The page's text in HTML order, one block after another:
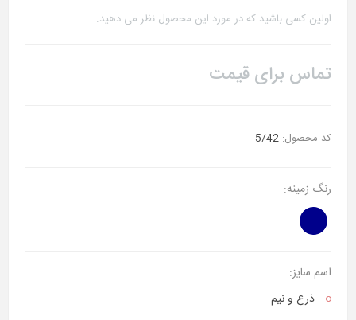
اولین کسی باشید که در مورد این محصول نظر می دهید.
تماس برای قیمت
کد محصول: 5/42
رنگ زمینه:
اسم سایز:
ذرع‌ و نیم